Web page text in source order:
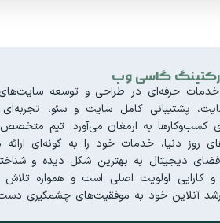
گاسی وب
خدمات حرفه‌ای در طراحی و توسعه سایت‌های
پشتیبانی کامل سایت و سئو، تجربه‌ای
کسب‌وکارها به ارمغان می‌آورد. تیم
روز دنیا، خدمات خود را به گونه‌ای
دیجیتال به بهترین شکل دیده و
کارایی اولویت اصلی است و همواره
آنلاین خود به موفقیت‌های چشمگیری دست